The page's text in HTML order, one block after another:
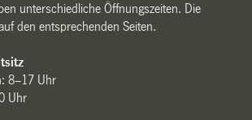
unterschiedliche Öffnungszeiten. Die
den entsprechenden Seiten.
8–17 Uhr
Uhr